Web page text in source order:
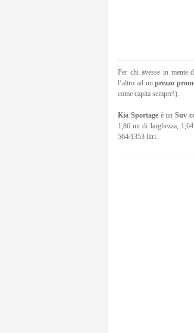
Per chi avesse in mente
l’altro ad unprezzo
come capita sempre!).
Kia Sportageè unSuv
1,86 mt di larghezza,
564/1353 litri.